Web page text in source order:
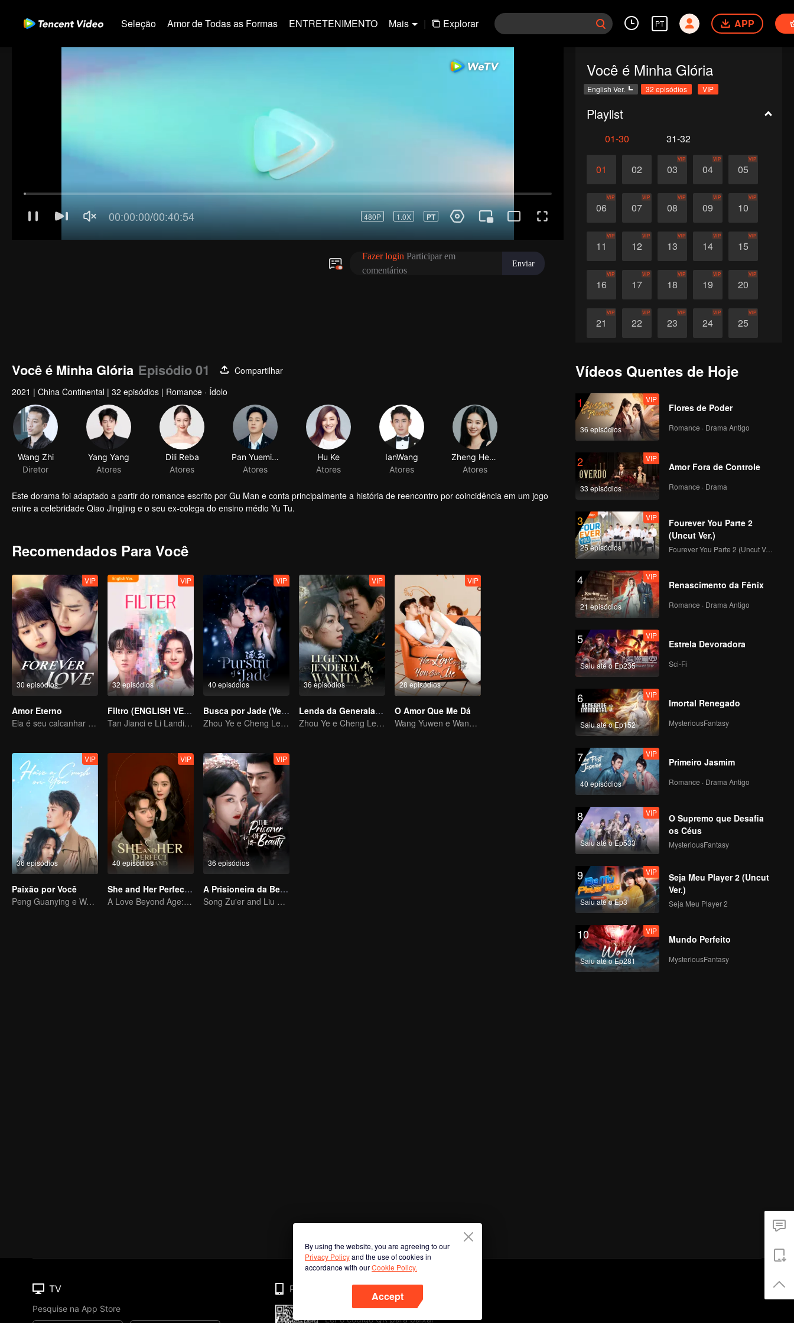
Seleção Amor de Todas as Formas ENTRETENIMENTO Mais | Explorar PT APP
Você é Minha Glória
English Ver. 32 episódios VIP
Playlist
01-30 31-32
01 02 03
VIP
04
VIP
05
VIP
06
VIP
07
VIP
08
VIP
09
VIP
10
VIP
11
VIP
12
VIP
13
VIP
14
VIP
15
VIP
16
VIP
17
VIP
18
VIP
19
VIP
20
VIP
21
VIP
22
VIP
23
VIP
24
VIP
25
VIP
Você é Minha Glória Episódio 01
Compartilhar
2021 | China Continental | 32 episódios | Romance · Ídolo
Wang Zhi
Diretor
Yang Yang
Atores
Dili Reba
Atores
Pan Yueming
Atores
Hu Ke
Atores
IanWang
Atores
Zheng Hehuizi
Atores
Este dorama foi adaptado a partir do romance escrito por Gu Man e conta principalmente a história de reencontro por coincidência em um jogo
entre a celebridade Qiao Jingjing e o seu ex-colega do ensino médio Yu Tu.
Recomendados Para Você
30 episódios
VIP
Amor Eterno
Ela é seu calcanhar de Aquiles e sua armadura
32 episódios
VIP
Filtro (ENGLISH VER.)
Tan Jianci e Li Landi, "vidas transformadoras"
40 episódios
VIP
Busca por Jade (Versão em Inglês)
Zhou Ye e Cheng Lei, os jovens generais que protegem o país
36 episódios
VIP
Lenda da Generala (English Ver.)
Zhou Ye e Cheng Lei, os jovens generais que protegem o país
28 episódios
VIP
O Amor Que Me Dá
Wang Yuwen e Wang Ziqi trabalham novamente como um casal
36 episódios
VIP
Paixão por Você
Peng Guanying e Wang Churan se reconciliam
40 episódios
VIP
She and Her Perfect Husband (Thai Ver.)
A Love Beyond Age: Yang Mi and Xu Kai
36 episódios
VIP
A Prisioneira da Beleza (English Ver.)
Song Zu'er and Liu Yuning's Family Feud and Romance
Vídeos Quentes de Hoje
1
36 episódios
VIP
Flores de Poder
Romance · Drama Antigo
2
33 episódios
VIP
Amor Fora de Controle
Romance · Drama
3
25 episódios
VIP
Fourever You Parte 2
(Uncut Ver.)
Fourever You Parte 2 (Uncut Ver.)
4
21 episódios
VIP
Renascimento da Fênix
Romance · Drama Antigo
5
Saiu até o Ep235
VIP
Estrela Devoradora
Sci-Fi
6
Saiu até o Ep152
VIP
Imortal Renegado
MysteriousFantasy
7
40 episódios
VIP
Primeiro Jasmim
Romance · Drama Antigo
8
Saiu até o Ep533
VIP
O Supremo que Desafia
os Céus
MysteriousFantasy
9
Saiu até o Ep3
VIP
Seja Meu Player 2 (Uncut
Ver.)
Seja Meu Player 2
10
Saiu até o Ep281
VIP
Mundo Perfeito
MysteriousFantasy
By using the website, you are agreeing to our
Privacy Policyand the use of cookies in
accordance with ourCookie Policy.
Accept
TV
Pesquise na App Store
Phone
Ler o código QR para baixar